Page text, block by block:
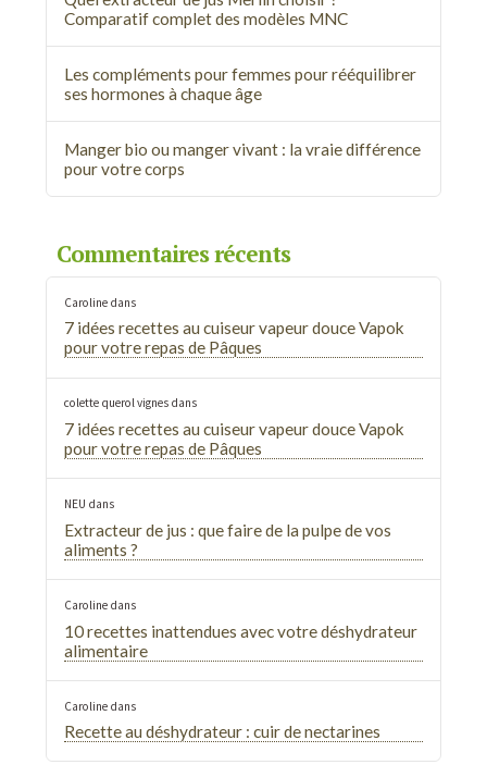
Comparatif complet des modèles MNC
Les compléments pour femmes pour rééquilibrer
ses hormones à chaque âge
Manger bio ou manger vivant : la vraie différence
pour votre corps
Commentaires récents
Carolinedans
7 idées recettes au cuiseur vapeur douce Vapok
pour votre repas de Pâques
colette querol vignesdans
7 idées recettes au cuiseur vapeur douce Vapok
pour votre repas de Pâques
NEU dans
Extracteur de jus : que faire de la pulpe de vos
aliments ?
Carolinedans
10 recettes inattendues avec votre déshydrateur
alimentaire
Carolinedans
Recette au déshydrateur : cuir de nectarines